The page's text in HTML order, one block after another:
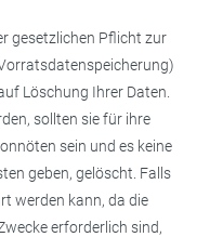
gesetzlichen Pflicht zur
Löschung Ihrer Daten.
sollten sie für ihre
sein und es keine
geben, gelöscht. Falls
werden kann, da die
erforderlich sind,